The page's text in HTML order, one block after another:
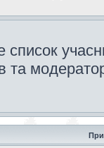
список
та